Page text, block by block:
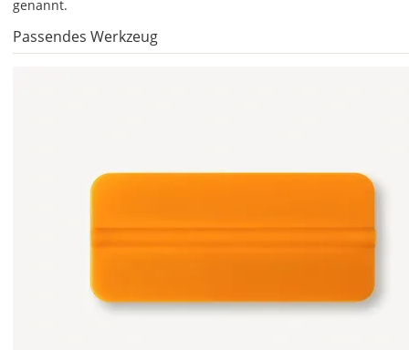
Set
erhältst
Du
Passendes Werkzeug
genannt.